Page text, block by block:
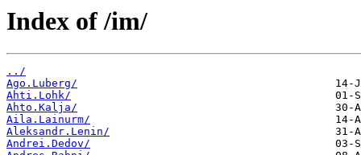
Index of /im/
../
Ago.Luberg/
Ahti.Lohk/
Ahto.Kalja/
Aila.Lainurm/
Aleksandr.Lenin/
Andrei.Dedov/